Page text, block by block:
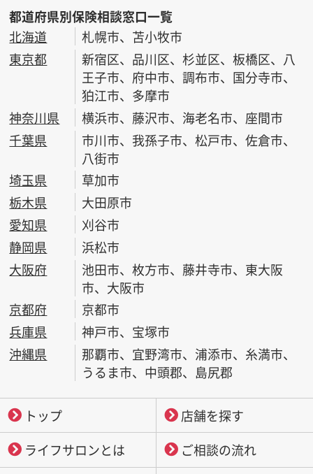
都道府県別保険相談窓口一覧
北海道
札幌市、苫小牧市
東京都
新宿区、品川区、杉並区、板橋区、八
王子市、府中市、調布市、国分寺市、
狛江市、多摩市
神奈川県
横浜市、藤沢市、海老名市、座間市
千葉県
市川市、我孫子市、松戸市、佐倉市、
八街市
埼玉県
草加市
栃木県
大田原市
愛知県
刈谷市
静岡県
浜松市
大阪府
池田市、枚方市、藤井寺市、東大阪
市、大阪市
京都府
京都市
兵庫県
神戸市、宝塚市
沖縄県
那覇市、宜野湾市、浦添市、糸満市、
うるま市、中頭郡、島尻郡
トップ
店舗を探す
ライフサロンとは
ご相談の流れ